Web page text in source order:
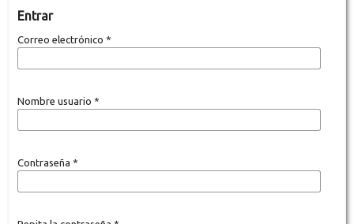
Entrar
Correo electrónico *
Nombre usuario *
Contraseña *